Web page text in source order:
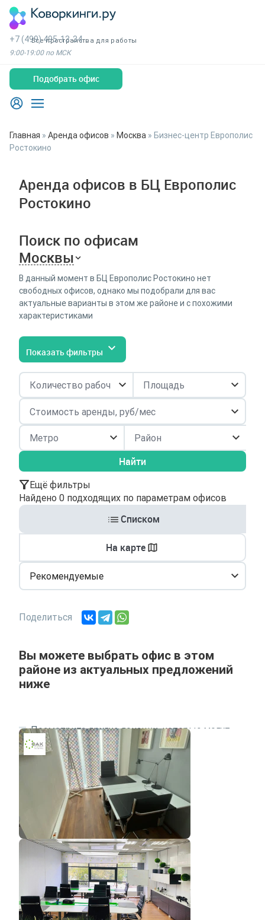
Все пространства для работы
+7 (499) 495-13-34
9:00-19:00 по МСК
Подобрать офис
Главная » Аренда офисов » Москва » Бизнес-центр Европолис
Ростокино
Аренда офисов в БЦ Европолис
Ростокино
Поиск по офисам
Москвы
В данный момент в БЦ Европолис Ростокино нет
свободных офисов, однако мы подобрали для вас
актуальные варианты в этом же районе и с похожими
характеристиками
Показать фильтры
Район
Найти
Ещё фильтры
Найдено 0 подходящих по параметрам офисов
Списком
На карте
Рекомендуемые
Поделиться
Вы можете выбрать офис в этом
районе из актуальных предложений
ниже
Посмотрите другие локации, которые могут
подходить под ваш запрос